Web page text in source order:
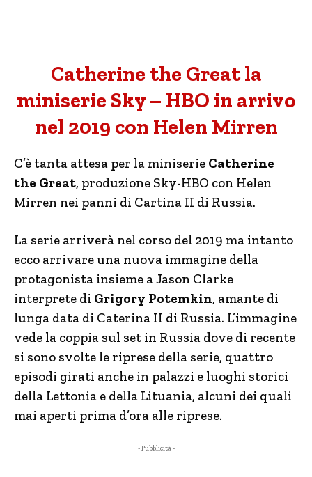
Catherine the Great la
miniserie Sky – HBO in arrivo
nel 2019 con Helen Mirren
C’è tanta attesa per la miniserie Catherine
the Great, produzione Sky-HBO con Helen
Mirren nei panni di Cartina II di Russia.
La serie arriverà nel corso del 2019 ma intanto
ecco arrivare una nuova immagine della
protagonista insieme a Jason Clarke
interprete di Grigory Potemkin, amante di
lunga data di Caterina II di Russia. L’immagine
vede la coppia sul set in Russia dove di recente
si sono svolte le riprese della serie, quattro
episodi girati anche in palazzi e luoghi storici
della Lettonia e della Lituania, alcuni dei quali
mai aperti prima d’ora alle riprese.
- Pubblicità -